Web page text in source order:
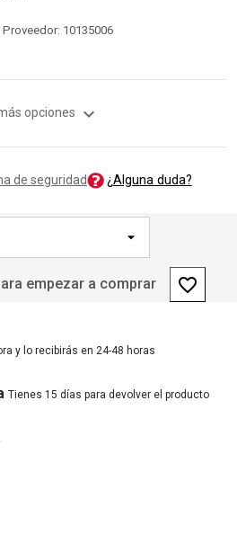
Proveedor: 10135006
opciones expand_more
de seguridad ¿Alguna duda?
empezar a comprar favorite_border
y lo recibirás en 24-48 horas
Tienes 15 días para devolver el producto